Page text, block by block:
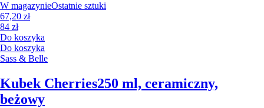
W magazynieOstatnie sztuki
67,20 zł
84 zł
Do koszyka
Do koszyka
Sass & Belle
Kubek Cherries250 ml, ceramiczny,
beżowy